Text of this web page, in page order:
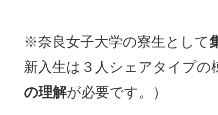
※奈良女子大学の寮生として
新入生は３人シェアタイプ
の理解が必要です。）